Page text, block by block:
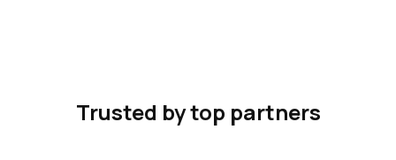
Trusted by top partners